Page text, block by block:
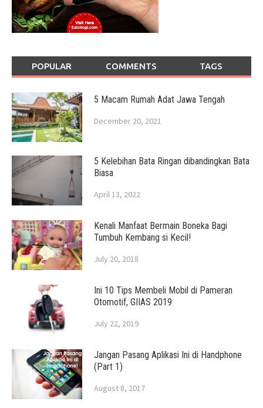
POPULAR COMMENTS TAGS
5 Macam Rumah Adat Jawa Tengah
December 20, 2021
5 Kelebihan Bata Ringan dibandingkan Bata
Biasa
April 13, 2022
Kenali Manfaat Bermain Boneka Bagi
Tumbuh Kembang si Kecil!
July 20, 2018
Ini 10 Tips Membeli Mobil di Pameran
Otomotif, GIIAS 2019
July 22, 2019
Jangan Pasang Aplikasi Ini di Handphone
(Part 1)
August 8, 2017